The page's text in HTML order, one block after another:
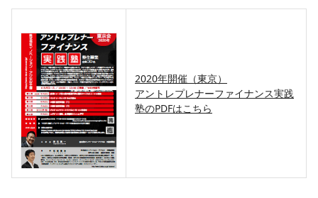
2020年開催（東京）
アントレプレナーファイナンス実践
塾のPDFはこちら​